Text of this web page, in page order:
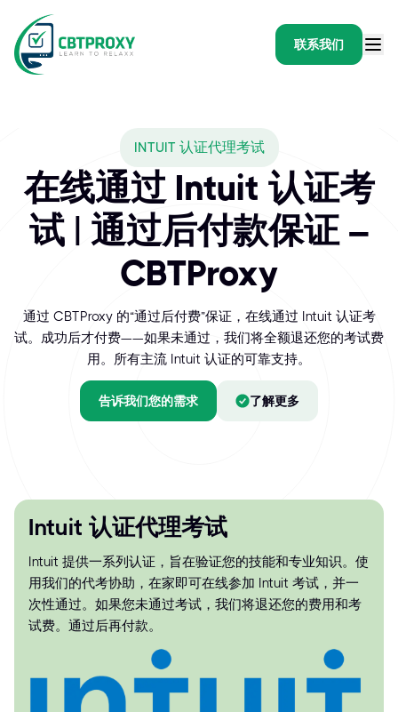
联系我们
Intuit 提供一系列认证，旨在验证您的技能和专业知识。使用我们
INTUIT 认证代理考试
在线通过 Intuit 认证考
试 | 通过后付款保证 –
CBTProxy
通过 CBTProxy 的“通过后付费”保证，在线通过 Intuit 认证考
试。成功后才付费——如果未通过，我们将全额退还您的考试费
用。所有主流 Intuit 认证的可靠支持。
告诉我们您的需求 了解更多
Intuit 认证代理考试
Intuit 提供一系列认证，旨在验证您的技能和专业知识。使
用我们的代考协助，在家即可在线参加 Intuit 考试，并一
次性通过。如果您未通过考试，我们将退还您的费用和考
试费。通过后再付款。